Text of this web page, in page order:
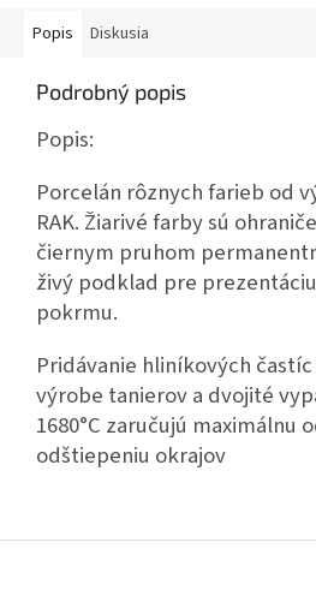
Popis Diskusia
Podrobný popis
Popis:
Porcelán rôznych farieb od
RAK. Žiarivé farby sú
čiernym pruhom
živý podklad pre
pokrmu.
Pridávanie hliníkových
výrobe tanierov a dvojité
1680°C zaručujú maximálnu
odštiepeniu okrajov